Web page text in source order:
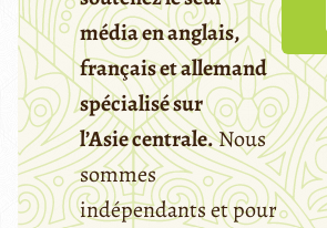
média en anglais,
français et allemand
spécialisé sur
l’Asie centrale.Nous
sommes
indépendants et pour